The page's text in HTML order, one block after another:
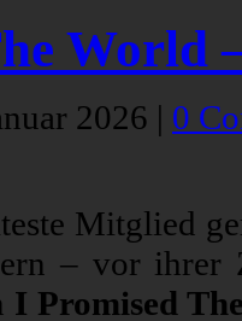
World
2026 | 0
Mitglied
– vor
I Promised